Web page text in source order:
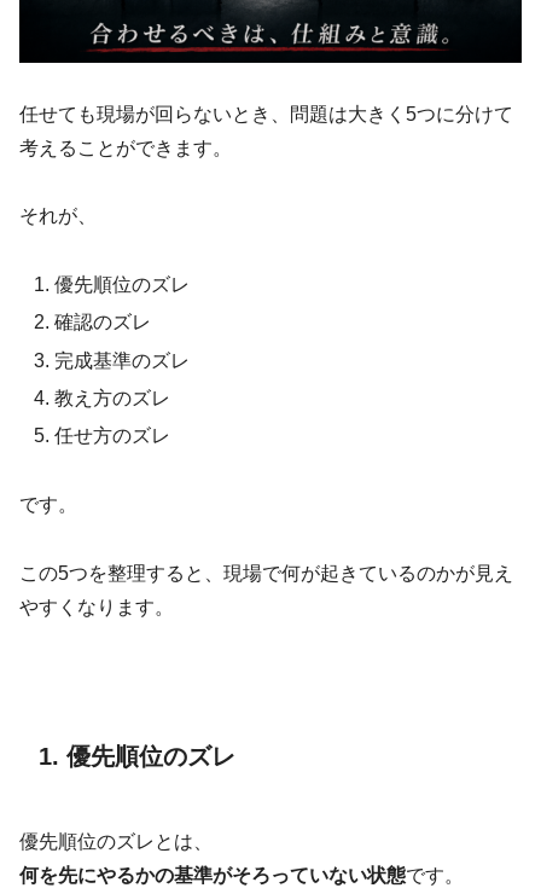
任せても現場が回らないとき、問題は大きく5つに分けて
考えることができます。
それが、
優先順位のズレ
確認のズレ
完成基準のズレ
教え方のズレ
任せ方のズレ
です。
この5つを整理すると、現場で何が起きているのかが見え
やすくなります。
1. 優先順位のズレ
優先順位のズレとは、
何を先にやるかの基準がそろっていない状態です。